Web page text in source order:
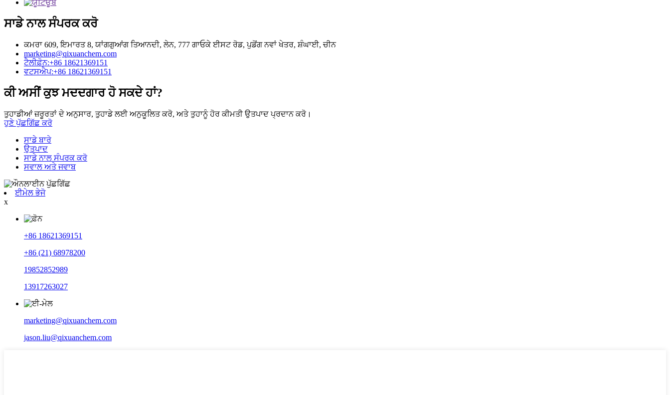
ਸਾਡੇ ਨਾਲ ਸੰਪਰਕ ਕਰੋ
ਕਮਰਾ 609, ਇਮਾਰਤ 8, ਯਾਂਗਗੁਆਂਗ ਤਿਆਨਦੀ, ਲੇਨ, 777 ਗਾਓਕੇ ਈਸਟ ਰੋਡ, ਪੁਡੋਂਗ ਨਵਾਂ ਖੇਤਰ, ਸ਼ੰਘਾਈ, ਚੀਨ
marketing@qixuanchem.com
ਟੈਲੀਫ਼ੋਨ:+86 18621369151
ਵਟਸਐਪ:+86 18621369151
ਕੀ ਅਸੀਂ ਕੁਝ ਮਦਦਗਾਰ ਹੋ ਸਕਦੇ ਹਾਂ?
ਤੁਹਾਡੀਆਂ ਜ਼ਰੂਰਤਾਂ ਦੇ ਅਨੁਸਾਰ, ਤੁਹਾਡੇ ਲਈ ਅਨੁਕੂਲਿਤ ਕਰੋ, ਅਤੇ ਤੁਹਾਨੂੰ ਹੋਰ ਕੀਮਤੀ ਉਤਪਾਦ ਪ੍ਰਦਾਨ ਕਰੋ।
ਹੁਣੇ ਪੁੱਛਗਿੱਛ ਕਰੋ
ਸਾਡੇ ਬਾਰੇ
ਉਤਪਾਦ
ਸਾਡੇ ਨਾਲ ਸੰਪਰਕ ਕਰੋ
ਸਵਾਲ ਅਤੇ ਜਵਾਬ
ਈਮੇਲ ਭੇਜੋ
x
+86 18621369151
+86 (21) 68978200
19852852989
13917263027
marketing@qixuanchem.com
jason.liu@qixuanchem.com